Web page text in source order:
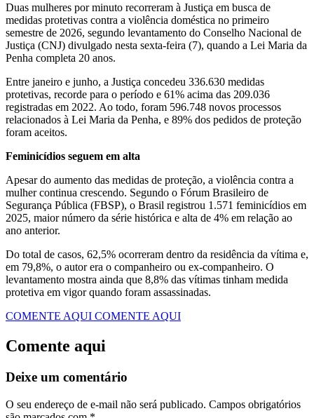
Duas mulheres por minuto recorreram à Justiça em busca de
medidas protetivas contra a violência doméstica no primeiro
semestre de 2026, segundo levantamento do Conselho Nacional de
Justiça (CNJ) divulgado nesta sexta-feira (7), quando a Lei Maria da
Penha completa 20 anos.
Entre janeiro e junho, a Justiça concedeu 336.630 medidas
protetivas, recorde para o período e 61% acima das 209.036
registradas em 2022. Ao todo, foram 596.748 novos processos
relacionados à Lei Maria da Penha, e 89% dos pedidos de proteção
foram aceitos.
Feminicídios seguem em alta
Apesar do aumento das medidas de proteção, a violência contra a
mulher continua crescendo. Segundo o Fórum Brasileiro de
Segurança Pública (FBSP), o Brasil registrou 1.571 feminicídios em
2025, maior número da série histórica e alta de 4% em relação ao
ano anterior.
Do total de casos, 62,5% ocorreram dentro da residência da vítima e,
em 79,8%, o autor era o companheiro ou ex-companheiro. O
levantamento mostra ainda que 8,8% das vítimas tinham medida
protetiva em vigor quando foram assassinadas.
COMENTE AQUI COMENTE AQUI
Comente aqui
Deixe um comentário
O seu endereço de e-mail não será publicado. Campos obrigatórios